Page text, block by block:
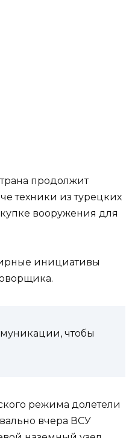
продолжит
техники из турецких
вооружения для
инициативы
чтобы
режима долетели
вчера ВСУ